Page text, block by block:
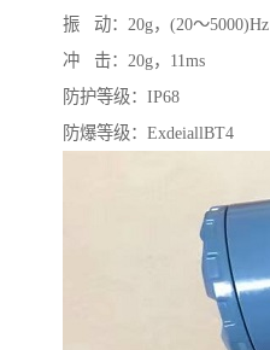
振 动：20g，(20～5000)Hz
冲 击：20g，11ms
防护等级：IP68
防爆等级：ExdeiallBT4